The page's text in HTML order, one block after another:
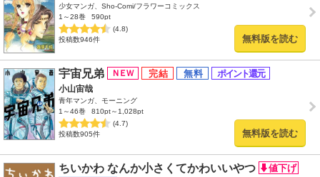
少女マンガ、Sho-Comi/フラワーコミックス
1～28巻
590pt
(4.8)
投稿数946件
無料版を読む
宇宙兄弟
小山宙哉
青年マンガ、モーニング
1～46巻
810pt～1,028pt
(4.7)
投稿数905件
無料版を読む
ちいかわ なんか小さくてかわいいやつ